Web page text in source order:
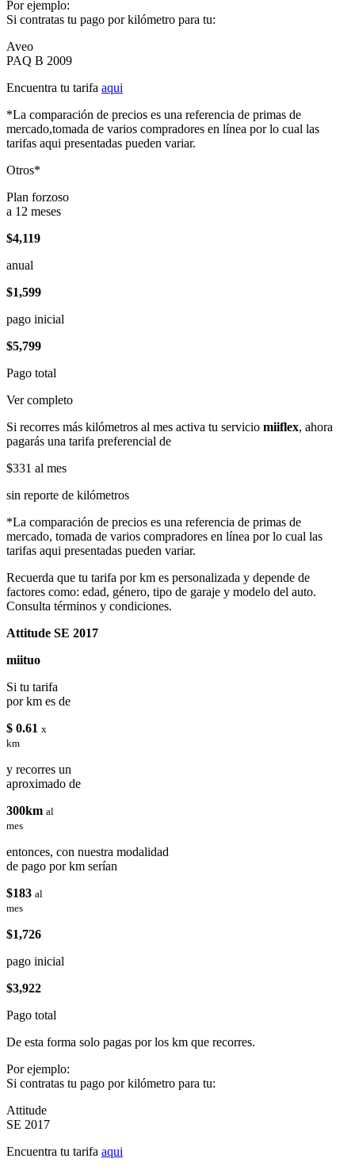
Por ejemplo:
Si contratas tu pago por kilómetro para tu:
Aveo
PAQ B 2009
Encuentra tu tarifa aqui
*La comparación de precios es una referencia de primas de
mercado,tomada de varios compradores en línea por lo cual las
tarifas aqui presentadas pueden variar.
Otros*
Plan forzoso
a 12 meses
$4,119
anual
$1,599
pago inicial
$5,799
Pago total
Ver completo
Si recorres más kilómetros al mes activa tu servicio miiflex, ahora
pagarás una tarifa preferencial de
$331 al mes
sin reporte de kilómetros
*La comparación de precios es una referencia de primas de
mercado, tomada de varios compradores en línea por lo cual las
tarifas aqui presentadas pueden variar.
Recuerda que tu tarifa por km es personalizada y depende de
factores como: edad, género, tipo de garaje y modelo del auto.
Consulta términos y condiciones.
Attitude SE 2017
miituo
Si tu tarifa
por km es de
$ 0.61 x
km
y recorres un
aproximado de
300km al
mes
entonces, con nuestra modalidad
de pago por km serían
$183 al
mes
$1,726
pago inicial
$3,922
Pago total
De esta forma solo pagas por los km que recorres.
Por ejemplo:
Si contratas tu pago por kilómetro para tu:
Attitude
SE 2017
Encuentra tu tarifa aqui